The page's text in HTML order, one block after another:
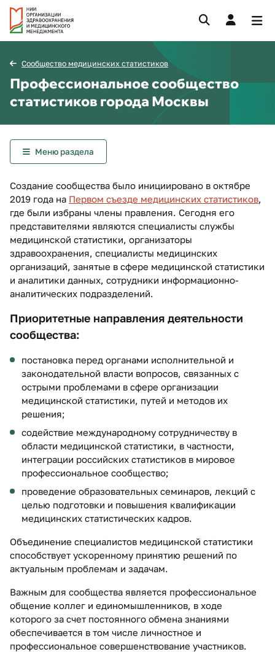
Сообщество медицинских статистиков
Профессиональное сообщество
статистиков города Москвы
Меню раздела
Создание сообщества было инициировано в октябре
2019 года на Первом съезде медицинских статистиков
где были избраны члены правления. Сегодня его
представителями являются специалисты службы
медицинской статистики, организаторы
здравоохранения, специалисты медицинских
организаций, занятые в сфере медицинской статистики
и аналитики данных, сотрудники информационно-
аналитических подразделений.
Приоритетные направления деятельности
сообщества:
постановка перед органами исполнительной и
законодательной власти вопросов, связанных с
острыми проблемами в сфере организации
медицинской статистики, путей и методов их
решения;
содействие международному сотрудничеству в
области медицинской статистики, в частности,
интеграции российских статистиков в мировое
профессиональное сообщество;
проведение образовательных семинаров, лекций с
целью подготовки и повышения квалификации
медицинских статистических кадров.
Объединение специалистов медицинской статистики
способствует ускоренному принятию решений по
актуальным проблемам и задачам.
Важным для сообщества является профессиональное
общение коллег и единомышленников, в ходе
которого за счет постоянного обмена знаниями
обеспечивается в том числе личностное и
профессиональное совершенствование участников.